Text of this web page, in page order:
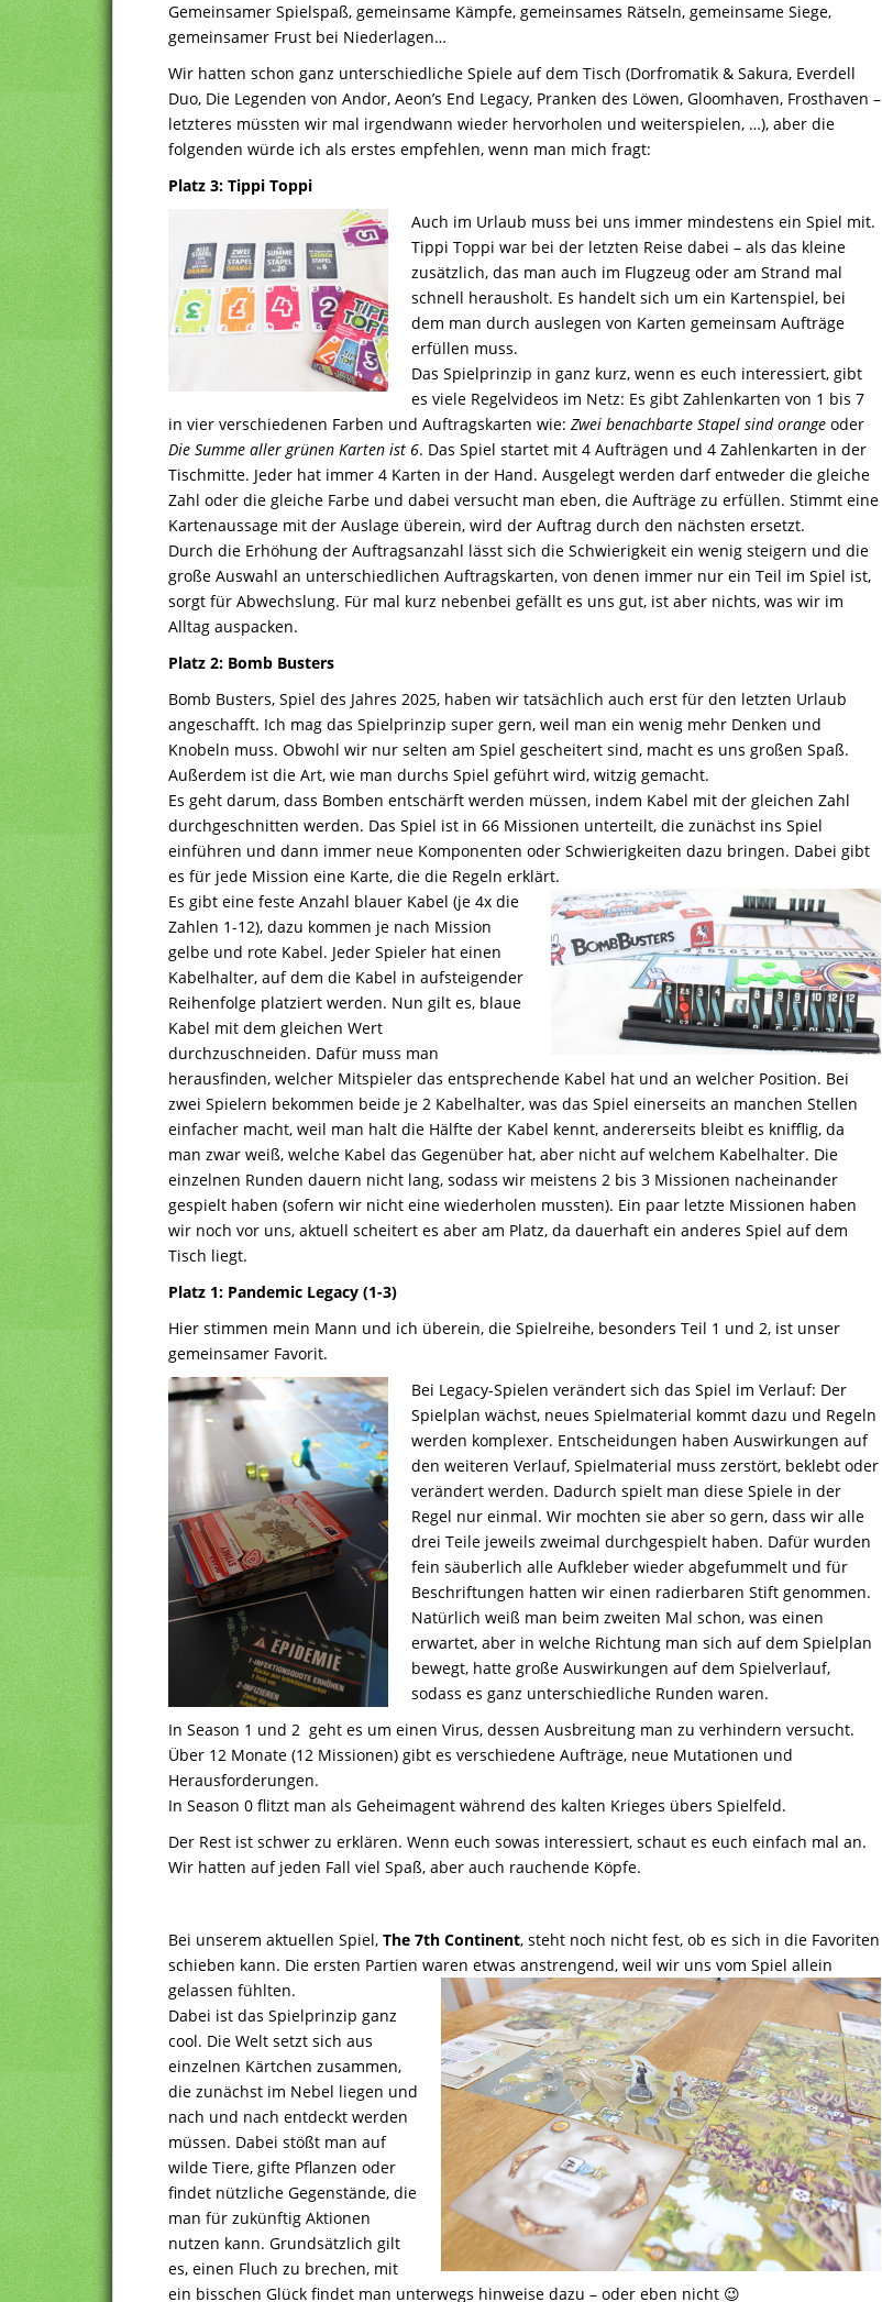
Gemeinsamer Spielspaß, gemeinsame Kämpfe, gemeinsames Rätseln, gemeinsame Siege,
gemeinsamer Frust bei Niederlagen…
Wir hatten schon ganz unterschiedliche Spiele auf dem Tisch (Dorfromatik & Sakura, Everdell
Duo, Die Legenden von Andor, Aeon’s End Legacy, Pranken des Löwen, Gloomhaven, Frosthaven –
letzteres müssten wir mal irgendwann wieder hervorholen und weiterspielen, …), aber die
folgenden würde ich als erstes empfehlen, wenn man mich fragt:
Platz 3: Tippi Toppi
Auch im Urlaub muss bei uns immer mindestens ein Spiel mit.
Tippi Toppi war bei der letzten Reise dabei – als das kleine
zusätzlich, das man auch im Flugzeug oder am Strand mal
schnell herausholt. Es handelt sich um ein Kartenspiel, bei
dem man durch auslegen von Karten gemeinsam Aufträge
erfüllen muss.
Das Spielprinzip in ganz kurz, wenn es euch interessiert, gibt
es viele Regelvideos im Netz: Es gibt Zahlenkarten von 1 bis 7
in vier verschiedenen Farben und Auftragskarten wie: Zwei benachbarte Stapel sind orange oder
Die Summe aller grünen Karten ist 6. Das Spiel startet mit 4 Aufträgen und 4 Zahlenkarten in der
Tischmitte. Jeder hat immer 4 Karten in der Hand. Ausgelegt werden darf entweder die gleiche
Zahl oder die gleiche Farbe und dabei versucht man eben, die Aufträge zu erfüllen. Stimmt eine
Kartenaussage mit der Auslage überein, wird der Auftrag durch den nächsten ersetzt.
Durch die Erhöhung der Auftragsanzahl lässt sich die Schwierigkeit ein wenig steigern und die
große Auswahl an unterschiedlichen Auftragskarten, von denen immer nur ein Teil im Spiel ist,
sorgt für Abwechslung. Für mal kurz nebenbei gefällt es uns gut, ist aber nichts, was wir im
Alltag auspacken.
Platz 2: Bomb Busters
Bomb Busters, Spiel des Jahres 2025, haben wir tatsächlich auch erst für den letzten Urlaub
angeschafft. Ich mag das Spielprinzip super gern, weil man ein wenig mehr Denken und
Knobeln muss. Obwohl wir nur selten am Spiel gescheitert sind, macht es uns großen Spaß.
Außerdem ist die Art, wie man durchs Spiel geführt wird, witzig gemacht.
Es geht darum, dass Bomben entschärft werden müssen, indem Kabel mit der gleichen Zahl
durchgeschnitten werden. Das Spiel ist in 66 Missionen unterteilt, die zunächst ins Spiel
einführen und dann immer neue Komponenten oder Schwierigkeiten dazu bringen. Dabei gibt
es für jede Mission eine Karte, die die Regeln erklärt.
Es gibt eine feste Anzahl blauer Kabel (je 4x die
Zahlen 1-12), dazu kommen je nach Mission
gelbe und rote Kabel. Jeder Spieler hat einen
Kabelhalter, auf dem die Kabel in aufsteigender
Reihenfolge platziert werden. Nun gilt es, blaue
Kabel mit dem gleichen Wert
durchzuschneiden. Dafür muss man
herausfinden, welcher Mitspieler das entsprechende Kabel hat und an welcher Position. Bei
zwei Spielern bekommen beide je 2 Kabelhalter, was das Spiel einerseits an manchen Stellen
einfacher macht, weil man halt die Hälfte der Kabel kennt, andererseits bleibt es knifflig, da
man zwar weiß, welche Kabel das Gegenüber hat, aber nicht auf welchem Kabelhalter. Die
einzelnen Runden dauern nicht lang, sodass wir meistens 2 bis 3 Missionen nacheinander
gespielt haben (sofern wir nicht eine wiederholen mussten). Ein paar letzte Missionen haben
wir noch vor uns, aktuell scheitert es aber am Platz, da dauerhaft ein anderes Spiel auf dem
Tisch liegt.
Platz 1: Pandemic Legacy (1-3)
Hier stimmen mein Mann und ich überein, die Spielreihe, besonders Teil 1 und 2, ist unser
gemeinsamer Favorit.
Bei Legacy-Spielen verändert sich das Spiel im Verlauf: Der
Spielplan wächst, neues Spielmaterial kommt dazu und Regeln
werden komplexer. Entscheidungen haben Auswirkungen auf
den weiteren Verlauf, Spielmaterial muss zerstört, beklebt oder
verändert werden. Dadurch spielt man diese Spiele in der
Regel nur einmal. Wir mochten sie aber so gern, dass wir alle
drei Teile jeweils zweimal durchgespielt haben. Dafür wurden
fein säuberlich alle Aufkleber wieder abgefummelt und für
Beschriftungen hatten wir einen radierbaren Stift genommen.
Natürlich weiß man beim zweiten Mal schon, was einen
erwartet, aber in welche Richtung man sich auf dem Spielplan
bewegt, hatte große Auswirkungen auf dem Spielverlauf,
sodass es ganz unterschiedliche Runden waren.
In Season 1 und 2 geht es um einen Virus, dessen Ausbreitung man zu verhindern versucht.
Über 12 Monate (12 Missionen) gibt es verschiedene Aufträge, neue Mutationen und
Herausforderungen.
In Season 0 flitzt man als Geheimagent während des kalten Krieges übers Spielfeld.
Der Rest ist schwer zu erklären. Wenn euch sowas interessiert, schaut es euch einfach mal an.
Wir hatten auf jeden Fall viel Spaß, aber auch rauchende Köpfe.
Bei unserem aktuellen Spiel, The 7th Continent, steht noch nicht fest, ob es sich in die Favoriten
schieben kann. Die ersten Partien waren etwas anstrengend, weil wir uns vom Spiel allein
gelassen fühlten.
Dabei ist das Spielprinzip ganz
cool. Die Welt setzt sich aus
einzelnen Kärtchen zusammen,
die zunächst im Nebel liegen und
nach und nach entdeckt werden
müssen. Dabei stößt man auf
wilde Tiere, gifte Pflanzen oder
findet nützliche Gegenstände, die
man für zukünftig Aktionen
nutzen kann. Grundsätzlich gilt
es, einen Fluch zu brechen, mit
ein bisschen Glück findet man unterwegs hinweise dazu – oder eben nicht 😉